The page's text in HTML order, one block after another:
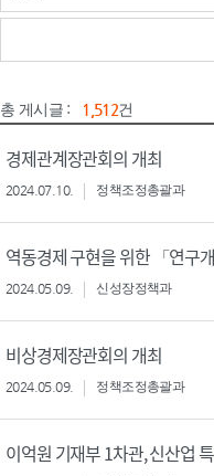
총 게시글 : 1,512건
경제관계장관회의 개최
2024.07.10. 정책조정총괄과
역동경제 구현을 위한 「연구
2024.05.09. 신성장정책과
비상경제장관회의 개최
2024.05.09. 정책조정총괄과
이억원 기재부 1차관, 신산업